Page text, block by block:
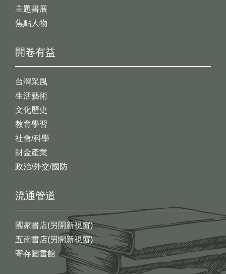
開卷有益
台灣采風
生活藝術
文化歷史
教育學習
社會/科學
財金產業
政治/外交/國防
主題書展
焦點人物
流通管道
國家書店(另開新視窗)
五南書店(另開新視窗)
寄存圖書館